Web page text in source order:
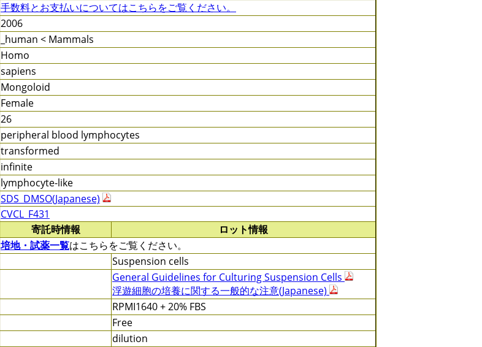
手数料とお支払いについてはこちらをご覧ください。
2006
_human < Mammals
Homo
sapiens
Mongoloid
Female
26
peripheral blood lymphocytes
transformed
infinite
lymphocyte-like
SDS_DMSO(Japanese)
CVCL_F431
寄託時情報
ロット情報
培地・試薬一覧はこちらをご覧ください。
Suspension cells
General Guidelines for Culturing Suspension Cells
浮遊細胞の培養に関する一般的な注意(Japanese)
RPMI1640 + 20% FBS
Free
dilution